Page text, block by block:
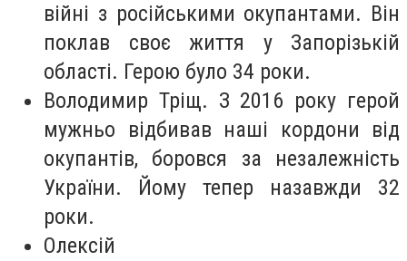
війні з російськими окупантами. Він
поклав своє життя у Запорізькій
області. Герою було 34 роки.
Володимир Тріщ. З 2016 року герой
мужньо відбивав наші кордони від
окупантів, боровся за незалежність
України. Йому тепер назавжди 32
роки.
Олексій